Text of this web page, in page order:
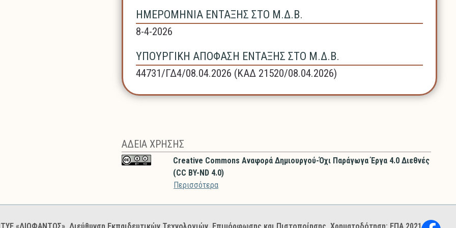
ΗΜΕΡΟΜΗΝΙΑ ΕΝΤΑΞΗΣ ΣΤΟ Μ.Δ.Β.
8-4-2026
ΥΠΟΥΡΓΙΚΗ ΑΠΟΦΑΣΗ ΕΝΤΑΞΗΣ ΣΤΟ Μ.Δ.Β.
44731/ΓΔ4/08.04.2026 (ΚΑΔ 21520/08.04.2026)
ΑΔΕΙΑ ΧΡΗΣΗΣ
Creative Commons Αναφορά Δημιουργού-Όχι Παράγωγα Έργα 4.0 Διεθνές
(CC BY-ND 4.0)
Περισσότερα